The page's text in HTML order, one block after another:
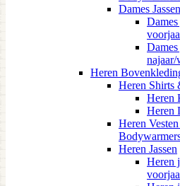
Dames Jassen
Dames
Dames
Heren
Heren Shirts
Heren
Heren
Heren
Heren Jassen
Heren